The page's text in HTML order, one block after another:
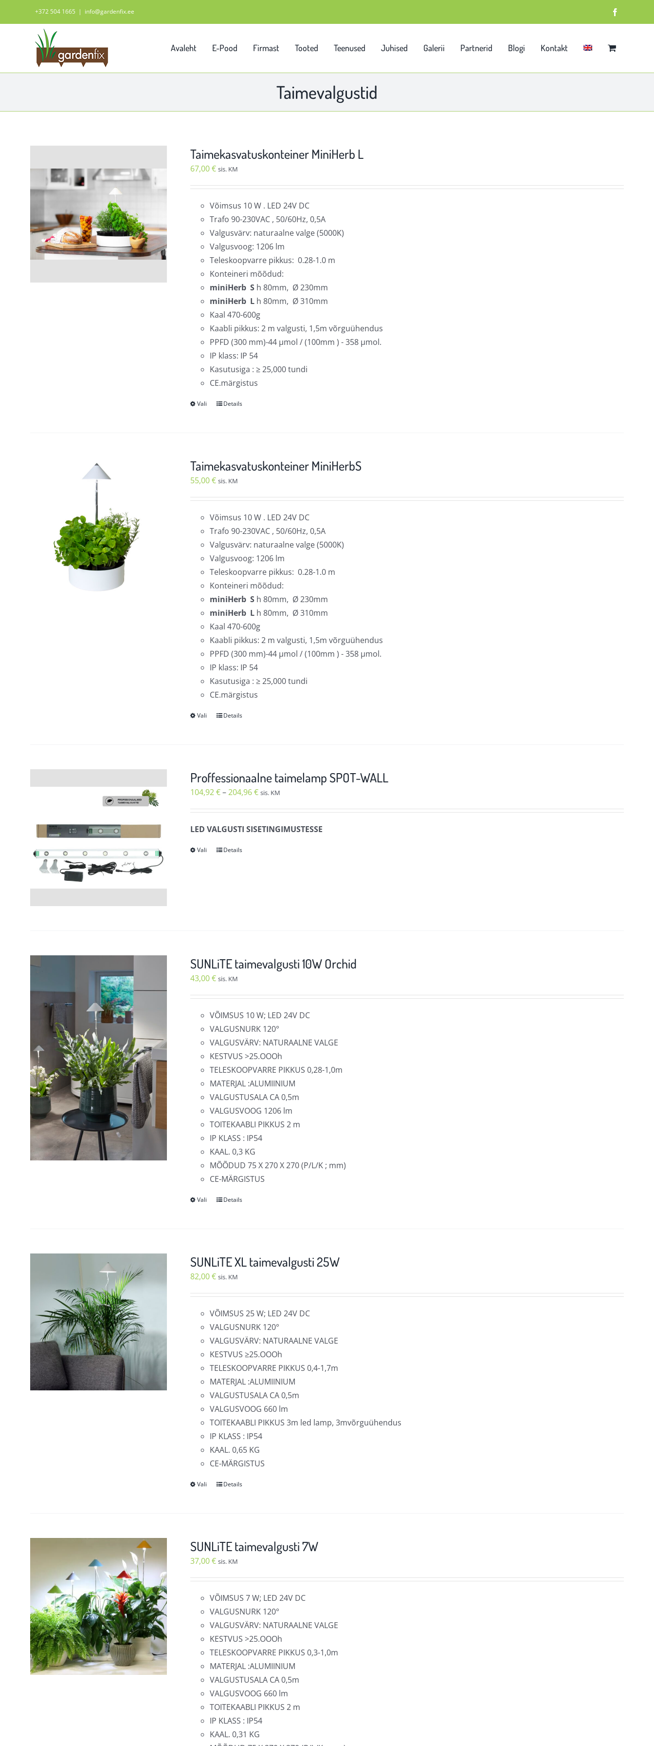
+372 504 1665 | info@gardenfix.ee
Avaleht E-Pood Firmast Tooted Teenused Juhised Galerii Partnerid Blogi Kontakt
Taimevalgustid
Taimekasvatuskonteiner MiniHerb L
67,00€ sis. KM
Võimsus 10 W . LED 24V DC
Trafo 90-230VAC , 50/60Hz, 0,5A
Valgusvärv: naturaalne valge (5000K)
Valgusvoog: 1206 lm
Teleskoopvarre pikkus: 0.28-1.0 m
Konteineri mõõdud:
miniHerb S h 80mm, Ø 230mm
miniHerb L h 80mm, Ø 310mm
Kaal 470-600g
Kaabli pikkus: 2 m valgusti, 1,5m võrguühendus
PPFD (300 mm)-44 µmol / (100mm ) - 358 µmol.
IP klass: IP 54
Kasutusiga : ≥ 25,000 tundi
CE.märgistus
Vali
Sellel
varianti.
Valikuid
teha
tootelehel.
Details
Taimekasvatuskonteiner MiniHerbS
55,00€ sis. KM
Võimsus 10 W . LED 24V DC
Trafo 90-230VAC , 50/60Hz, 0,5A
Valgusvärv: naturaalne valge (5000K)
Valgusvoog: 1206 lm
Teleskoopvarre pikkus: 0.28-1.0 m
Konteineri mõõdud:
miniHerb S h 80mm, Ø 230mm
miniHerb L h 80mm, Ø 310mm
Kaal 470-600g
Kaabli pikkus: 2 m valgusti, 1,5m võrguühendus
PPFD (300 mm)-44 µmol / (100mm ) - 358 µmol.
IP klass: IP 54
Kasutusiga : ≥ 25,000 tundi
CE.märgistus
Vali
Sellel
varianti.
Valikuid
teha
tootelehel.
Details
Proffessionaalne taimelamp SPOT-WALL
104,92€–204,96€Hinnavahemik:
204,96 €
sis. KM
LED VALGUSTI SISETINGIMUSTESSE
Vali
Sellel
tootelehel.
Details
SUNLiTE taimevalgusti 10W Orchid
43,00€ sis. KM
VÕIMSUS 10 W; LED 24V DC
VALGUSNURK 120°
VALGUSVÄRV: NATURAALNE VALGE
KESTVUS >25.OOOh
TELESKOOPVARRE PIKKUS 0,28-1,0m
MATERJAL :ALUMIINIUM
VALGUSTUSALA CA 0,5m
VALGUSVOOG 1206 lm
TOITEKAABLI PIKKUS 2 m
IP KLASS : IP54
KAAL. 0,3 KG
MÕÕDUD 75 X 270 X 270 (P/L/K ; mm)
CE-MÄRGISTUS
Vali
Sellel
varianti.
Valikuid
teha
tootelehel.
Details
SUNLiTE XL taimevalgusti 25W
82,00€ sis. KM
VÕIMSUS 25 W; LED 24V DC
VALGUSNURK 120°
VALGUSVÄRV: NATURAALNE VALGE
KESTVUS ≥25.OOOh
TELESKOOPVARRE PIKKUS 0,4-1,7m
MATERJAL :ALUMIINIUM
VALGUSTUSALA CA 0,5m
VALGUSVOOG 660 lm
TOITEKAABLI PIKKUS 3m led lamp, 3mvõrguühendus
IP KLASS : IP54
KAAL. 0,65 KG
CE-MÄRGISTUS
Vali
Sellel
varianti.
Valikuid
teha
tootelehel.
Details
SUNLiTE taimevalgusti 7W
37,00€ sis. KM
VÕIMSUS 7 W; LED 24V DC
VALGUSNURK 120°
VALGUSVÄRV: NATURAALNE VALGE
KESTVUS >25.OOOh
TELESKOOPVARRE PIKKUS 0,3-1,0m
MATERJAL :ALUMIINIUM
VALGUSTUSALA CA 0,5m
VALGUSVOOG 660 lm
TOITEKAABLI PIKKUS 2 m
IP KLASS : IP54
KAAL. 0,31 KG